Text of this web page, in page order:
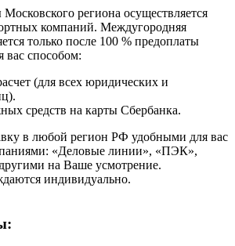
Московского региона осуществляется
компаний. Междугородняя
только после 100 % предоплаты
способом:
(для всех юридических и
средств на карты Сбербанка.
в любой регион РФ удобными для вас
«Деловые линии», «ПЭК»,
на Ваше усмотрение.
индивидуально.